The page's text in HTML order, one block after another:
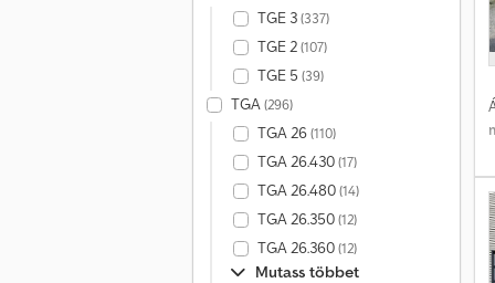
TGE 3(337)
TGE 2(107)
TGE 5 (39)
TGA(296)
TGA 26(110)
TGA 26.430(17)
TGA 26.480(14)
TGA 26.350(12)
TGA 26.360(12)
Mutass többet